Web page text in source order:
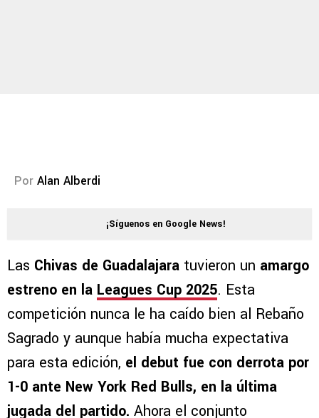
Por Alan Alberdi
¡Síguenos en Google News!
Las Chivas de Guadalajara tuvieron un amargo
estreno en la Leagues Cup 2025. Esta
competición nunca le ha caído bien al Rebaño
Sagrado y aunque había mucha expectativa
para esta edición, el debut fue con derrota por
1-0 ante New York Red Bulls, en la última
jugada del partido. Ahora el conjunto